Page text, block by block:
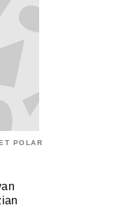
POLAR